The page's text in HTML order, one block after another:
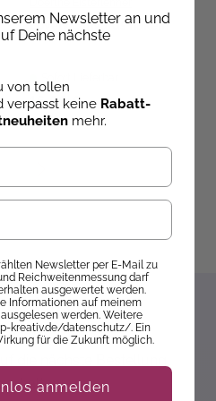
Lovely Lanyards häkeln
16,99 €
und 10%
erhalten
Newsletter an und
Deine nächste
von tollen
verpasst keine Rabatt-
mehr.
Newsletter per E-Mail zu
Reichweitenmessung darf
ausgewertet werden.
Informationen auf meinem
werden. Weitere
kreativ.de/datenschutz/. Ein
für die Zukunft möglich.
anmelden